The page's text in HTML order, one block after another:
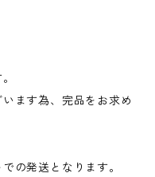
ます為、完品をお求め
の発送となります。